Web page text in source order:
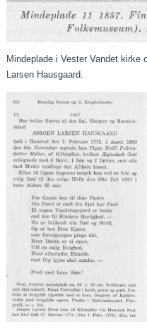
Mindeplade i Vester Vandet kirke
Larsen Hausgaard.